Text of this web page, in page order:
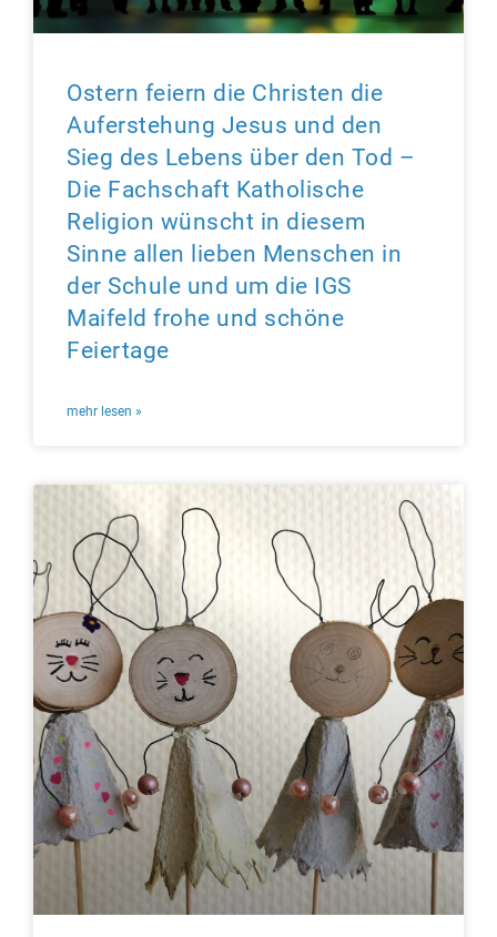
Ostern feiern die Christen die
Auferstehung Jesus und den
Sieg des Lebens über den Tod –
Die Fachschaft Katholische
Religion wünscht in diesem
Sinne allen lieben Menschen in
der Schule und um die IGS
Maifeld frohe und schöne
Feiertage
mehr lesen »